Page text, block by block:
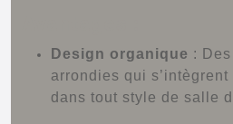
Design organique :
arrondies qui
dans tout style de salle